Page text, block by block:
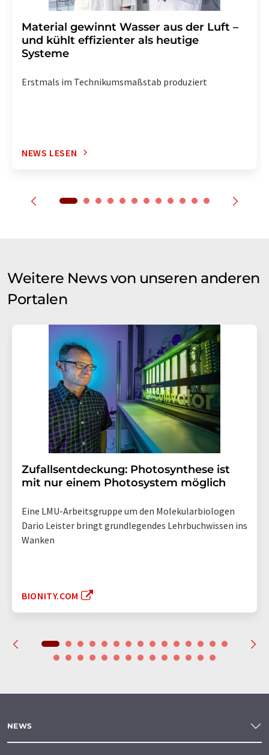
Material gewinnt Wasser aus der Luft –
und kühlt effizienter als heutige
Systeme
Erstmals im Technikumsmaßstab produziert
NEWS LESEN
Weitere News von unseren anderen
Portalen
Zufallsentdeckung: Photosynthese ist
mit nur einem Photosystem möglich
Eine LMU-Arbeitsgruppe um den Molekularbiologen
Dario Leister bringt grundlegendes Lehrbuchwissen ins
Wanken
BIONITY.COM
NEWS